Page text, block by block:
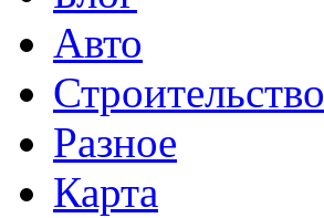
Авто
Строительство
Разное
Карта